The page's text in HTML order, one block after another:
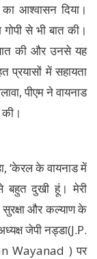
आश्वासन दिया।
से भी बात की।
की और उनसे यह
प्रयासों में सहायता
पीएम ने वायनाड
‘केरल के वायनाड में
दुखी हूं। मेरी
और कल्याण के
जेपी नड्डा(J.P.
Wayanad ) पर